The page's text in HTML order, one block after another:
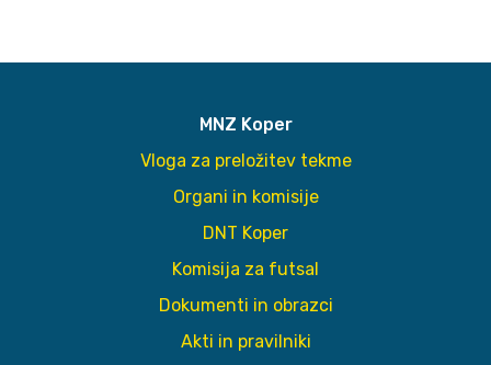
MNZ Koper
Vloga za preložitev tekme
Organi in komisije
DNT Koper
Komisija za futsal
Dokumenti in obrazci
Akti in pravilniki